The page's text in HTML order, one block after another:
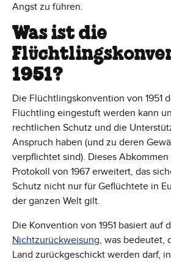
Angst zu führen.
Was ist die
1951?
Die Flüchtlingskonvention von 1951
Flüchtling eingestuft werden kann
rechtlichen Schutz und die
Anspruch haben (und zu deren
verpflichtet sind). Dieses
Protokoll von 1967 erweitert, das
Schutz nicht nur für Geflüchtete in
der ganzen Welt gilt.
Die Konvention von 1951 basiert auf
Nichtzurückweisung, was bedeutet,
Land zurückgeschickt werden darf,